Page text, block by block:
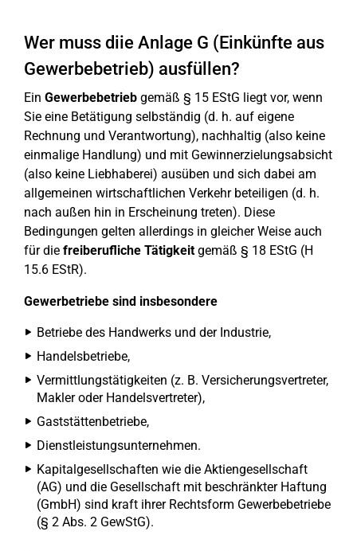
Wer muss diie Anlage G (Einkünfte aus
Gewerbebetrieb) ausfüllen?
Ein Gewerbebetrieb gemäß § 15 EStG liegt vor, wenn
Sie eine Betätigung selbständig (d. h. auf eigene
Rechnung und Verantwortung), nachhaltig (also keine
einmalige Handlung) und mit Gewinnerzielungsabsicht
(also keine Liebhaberei) ausüben und sich dabei am
allgemeinen wirtschaftlichen Verkehr beteiligen (d. h.
nach außen hin in Erscheinung treten). Diese
Bedingungen gelten allerdings in gleicher Weise auch
für die freiberufliche Tätigkeitgemäß § 18 EStG (H
15.6 EStR).
Gewerbetriebe sind insbesondere
Betriebe des Handwerks und der Industrie,
Handelsbetriebe,
Vermittlungstätigkeiten (z. B. Versicherungsvertreter,
Makler oder Handelsvertreter),
Gaststättenbetriebe,
Dienstleistungsunternehmen.
Kapitalgesellschaften wie die Aktiengesellschaft
(AG) und die Gesellschaft mit beschränkter Haftung
(GmbH) sind kraft ihrer Rechtsform Gewerbebetriebe
(§ 2 Abs. 2 GewStG).